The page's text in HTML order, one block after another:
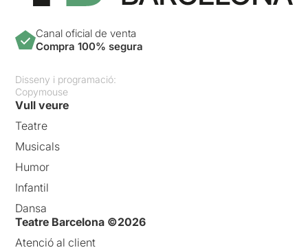
Canal oficial de venta
Compra 100% segura
Disseny i programació:
Copymouse
Vull veure
Teatre
Musicals
Humor
Infantil
Dansa
Teatre Barcelona ©2026
Atenció al client